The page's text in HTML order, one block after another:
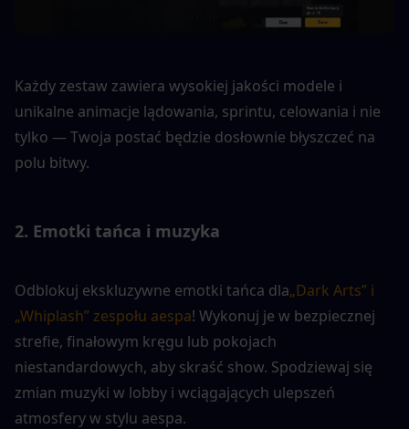
Każdy zestaw zawiera wysokiej jakości modele i
unikalne animacje lądowania, sprintu, celowania i nie
tylko — Twoja postać będzie dosłownie błyszczeć na
polu bitwy.
2. Emotki tańca i muzyka
Odblokuj ekskluzywne emotki tańca dla„Dark Arts” i
„Whiplash” zespołu aespa! Wykonuj je w bezpiecznej
strefie, finałowym kręgu lub pokojach
niestandardowych, aby skraść show. Spodziewaj się
zmian muzyki w lobby i wciągających ulepszeń
atmosfery w stylu aespa.